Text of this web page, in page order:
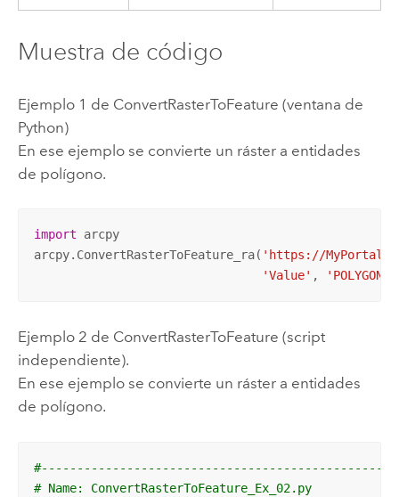
Muestra de código
Ejemplo 1 de ConvertRasterToFeature (ventana de
Python)
En ese ejemplo se convierte un ráster a entidades
de polígono.
import arcpy
arcpy.ConvertRasterToFeature_ra( 'https://
'Value' , 'POLYGON'
Ejemplo 2 de ConvertRasterToFeature (script
independiente).
En ese ejemplo se convierte un ráster a entidades
de polígono.
# Name: ConvertRasterToFeature_Ex_02.py